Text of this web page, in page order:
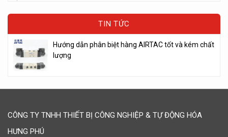
TIN TỨC
Hướng dẫn phân biệt hàng AIRTAC tốt và kém chất
lượng
CÔNG TY TNHH THIẾT BỊ CÔNG NGHIỆP & TỰ ĐỘNG HÓA
HƯNG PHÚ